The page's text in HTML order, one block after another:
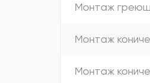
Монтаж
Монтаж
Монтаж